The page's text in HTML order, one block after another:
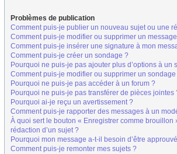
Problèmes de publication
Comment puis-je publier un nouveau sujet ou une
Comment puis-je modifier ou supprimer un
Comment puis-je insérer une signature à mon
Comment puis-je créer un sondage ?
Pourquoi ne puis-je pas ajouter plus d’options à un
Comment puis-je modifier ou supprimer un sondage
Pourquoi ne puis-je pas accéder à un forum ?
Pourquoi ne puis-je pas transférer de pièces jointes
Pourquoi ai-je reçu un avertissement ?
Comment puis-je rapporter des messages à un
À quoi sert le bouton « Enregistrer comme brouillon
rédaction d’un sujet ?
Pourquoi mon message a-t-il besoin d’être
Comment puis-je remonter mes sujets ?